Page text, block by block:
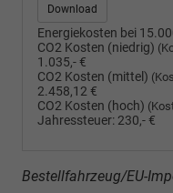
Download
Energiekosten bei
CO2 Kosten (niedrig)
1.035,- €
CO2 Kosten (mittel)
2.458,12 €
CO2 Kosten (hoch)
Jahressteuer: 230,- €
Bestellfahrzeug/EU-